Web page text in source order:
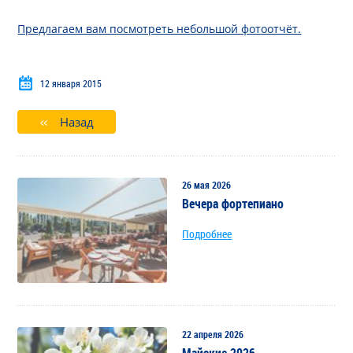
Предлагаем вам посмотреть небольшой фотоотчёт.
12 января 2015
Назад
26 мая 2026
Вечера фортепиано
Подробнее
22 апреля 2026